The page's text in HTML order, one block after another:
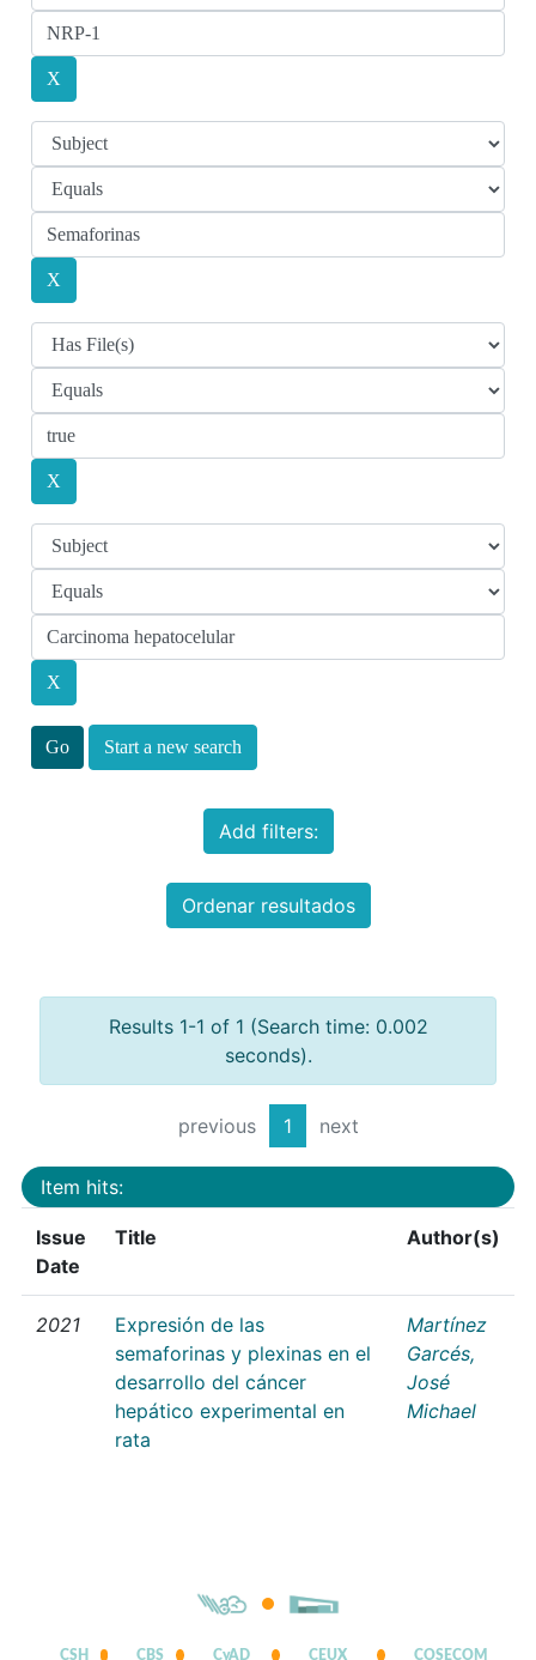
Start a new search
Add filters:
Ordenar resultados
Results 1-1 of 1 (Search time: 0.002
seconds).
previous 1 next
Item hits:
Issue
Date
Title Author(s)
2021
Expresión de las
semaforinas y plexinas en el
desarrollo del cáncer
hepático experimental en
rata
Martínez
Garcés,
José
Michael
CSH CBS CyAD CEUX COSECOM